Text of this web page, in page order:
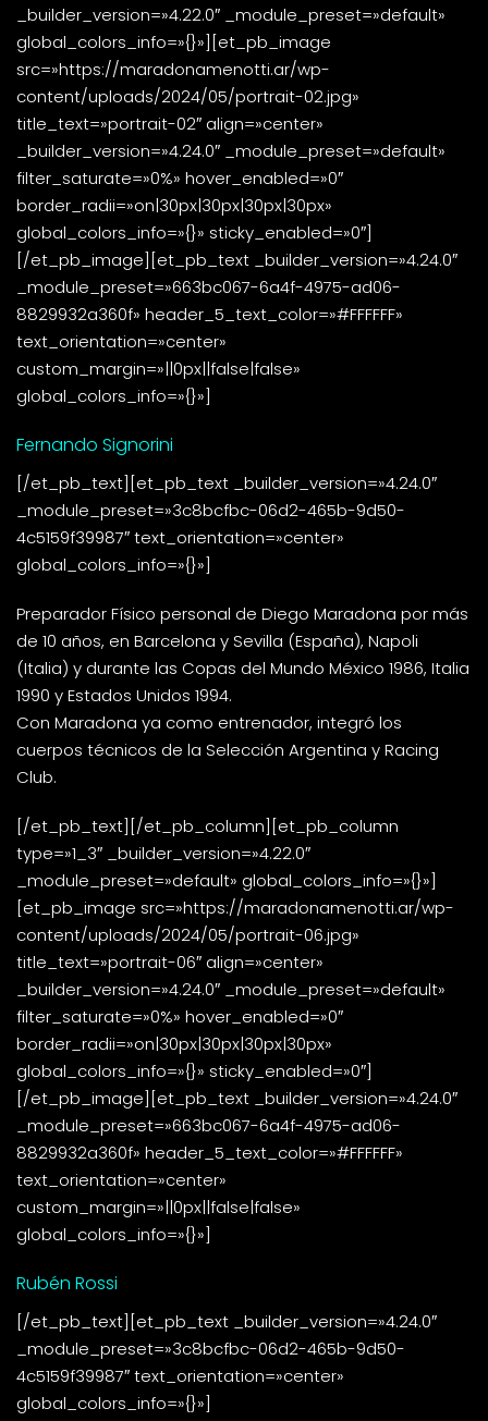
_builder_version=»4.22.0″ _module_preset=»default»
global_colors_info=»{}»][et_pb_image
src=»https://maradonamenotti.ar/wp-
content/uploads/2024/05/portrait-02.jpg»
title_text=»portrait-02″ align=»center»
_builder_version=»4.24.0″ _module_preset=»default»
filter_saturate=»0%» hover_enabled=»0″
border_radii=»on|30px|30px|30px|30px»
global_colors_info=»{}» sticky_enabled=»0″]
[/et_pb_image][et_pb_text _builder_version=»4.24.0″
_module_preset=»663bc067-6a4f-4975-ad06-
8829932a360f» header_5_text_color=»#FFFFFF»
text_orientation=»center»
custom_margin=»||0px||false|false»
global_colors_info=»{}»]
Fernando Signorini
[/et_pb_text][et_pb_text _builder_version=»4.24.0″
_module_preset=»3c8bcfbc-06d2-465b-9d50-
4c5159f39987″ text_orientation=»center»
global_colors_info=»{}»]
Preparador Físico personal de Diego Maradona por más
de 10 años, en Barcelona y Sevilla (España), Napoli
(Italia) y durante las Copas del Mundo México 1986, Italia
1990 y Estados Unidos 1994.
Con Maradona ya como entrenador, integró los
cuerpos técnicos de la Selección Argentina y Racing
Club.
[/et_pb_text][/et_pb_column][et_pb_column
type=»1_3″ _builder_version=»4.22.0″
_module_preset=»default» global_colors_info=»{}»]
[et_pb_image src=»https://maradonamenotti.ar/wp-
content/uploads/2024/05/portrait-06.jpg»
title_text=»portrait-06″ align=»center»
_builder_version=»4.24.0″ _module_preset=»default»
filter_saturate=»0%» hover_enabled=»0″
border_radii=»on|30px|30px|30px|30px»
global_colors_info=»{}» sticky_enabled=»0″]
[/et_pb_image][et_pb_text _builder_version=»4.24.0″
_module_preset=»663bc067-6a4f-4975-ad06-
8829932a360f» header_5_text_color=»#FFFFFF»
text_orientation=»center»
custom_margin=»||0px||false|false»
global_colors_info=»{}»]
Rubén Rossi
[/et_pb_text][et_pb_text _builder_version=»4.24.0″
_module_preset=»3c8bcfbc-06d2-465b-9d50-
4c5159f39987″ text_orientation=»center»
global_colors_info=»{}»]